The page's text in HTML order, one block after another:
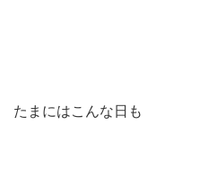
たまにはこんな日も